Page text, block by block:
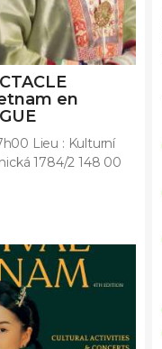
en
Lieu : Kulturní
1784/2 148 00